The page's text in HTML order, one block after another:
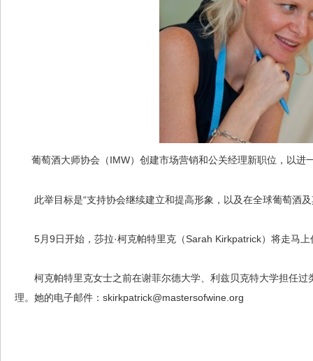
葡萄酒大师协会（IMW）创建市场营销和公关经理新职位，以进
此举目标是“支持协会继续建立和提高形象，以及在全球葡萄酒及
5月9日开始，莎拉·柯克帕特里克（Sarah Kirkpatrick）将走马上
柯克帕特里克女士之前在谢菲尔德大学、利兹贝克特大学担任过
理。她的电子邮件：skirkpatrick@mastersofwine.org